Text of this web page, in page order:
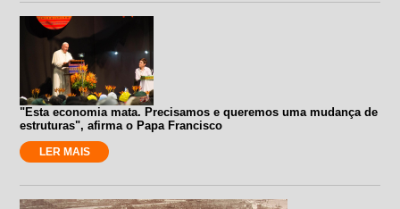
"Esta economia mata. Precisamos e queremos uma mudança de
estruturas", afirma o Papa Francisco
LER MAIS